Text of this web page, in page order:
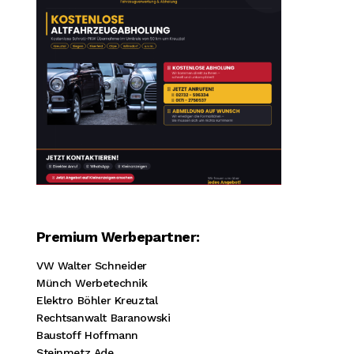
Premium Werbepartner:
VW Walter Schneider
Münch Werbetechnik
Elektro Böhler Kreuztal
Rechtsanwalt Baranowski
Baustoff Hoffmann